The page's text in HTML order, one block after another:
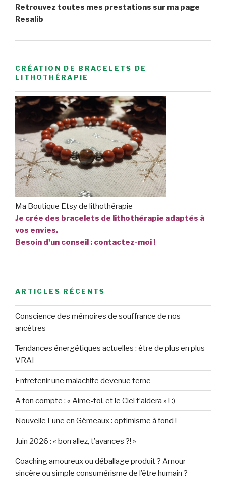
Retrouvez toutes mes prestations sur ma page
Resalib
CRÉATION DE BRACELETS DE
LITHOTHÉRAPIE
Ma Boutique Etsy de lithothérapie
Je crée des bracelets de lithothérapie adaptés à
vos envies.
Besoin d'un conseil : contactez-moi!
ARTICLES RÉCENTS
Conscience des mémoires de souffrance de nos
ancêtres
Tendances énergétiques actuelles : être de plus en plus
VRAI
Entretenir une malachite devenue terne
A ton compte : « Aime-toi, et le Ciel t’aidera » ! :)
Nouvelle Lune en Gémeaux : optimisme à fond !
Juin 2026 : « bon allez, t’avances ?! »
Coaching amoureux ou déballage produit ? Amour
sincère ou simple consumérisme de l’être humain ?